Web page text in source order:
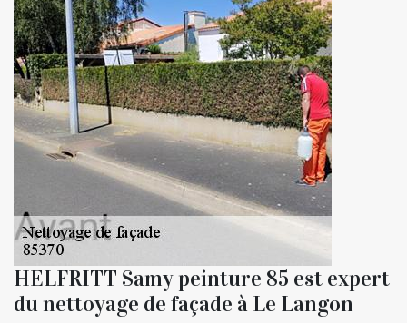
HELFRITT Samy peinture 85 est expert
du nettoyage de façade à Le Langon